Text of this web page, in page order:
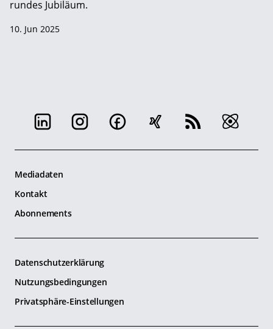
rundes Jubiläum.
10. Jun 2025
Mediadaten
Kontakt
Abonnements
Datenschutzerklärung
Nutzungsbedingungen
Privatsphäre-Einstellungen